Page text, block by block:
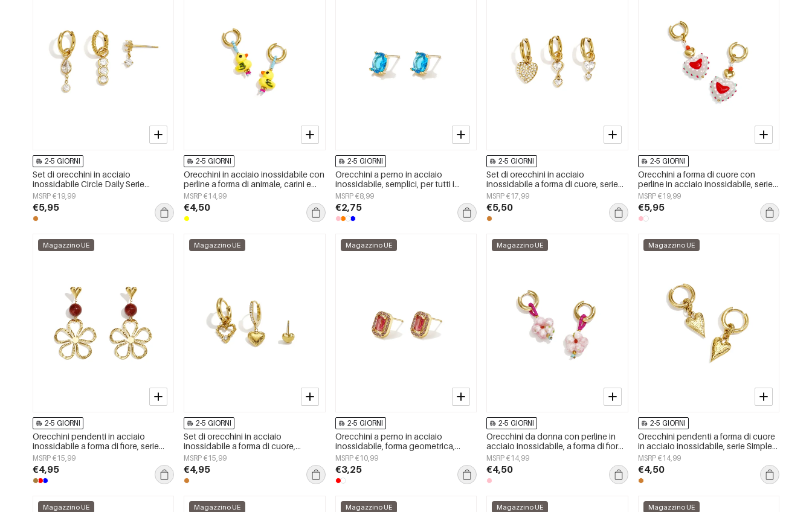
2-5 GIORNI
Set di orecchini in acciaio
inossidabile Circle Daily Serie
Semplice Gioiello da Donna
MSRP €19,99
€5,95
2-5 GIORNI
Orecchini in acciaio inossidabile con
perline a forma di animale, carini e
semplici, della serie Daily Simple,
gioielli da donna.
MSRP €14,99
€4,50
2-5 GIORNI
Orecchini a perno in acciaio
inossidabile, semplici, per tutti i
giorni, serie Simple, gioielli da donna
MSRP €8,99
€2,75
2-5 GIORNI
Set di orecchini in acciaio
inossidabile a forma di cuore, serie
Simple, gioielli da donna.
MSRP €17,99
€5,50
2-5 GIORNI
Orecchini a forma di cuore con
perline in acciaio inossidabile, serie
&quot;Cute Daily Simple&quot;,
gioielli da donna.
MSRP €19,99
€5,95
Magazzino UE
2-5 GIORNI
Orecchini pendenti in acciaio
inossidabile a forma di fiore, serie
Daily Simple, gioielli da donna
MSRP €15,99
€4,95
Magazzino UE
2-5 GIORNI
Set di orecchini in acciaio
inossidabile a forma di cuore,
semplici, della serie Daily Simple,
gioielli da donna.
MSRP €15,99
€4,95
Magazzino UE
2-5 GIORNI
Orecchini a perno in acciaio
inossidabile, forma geometrica,
semplici, serie &quot;Daily
Simple&quot;, gioielli da donna.
MSRP €10,99
€3,25
Magazzino UE
2-5 GIORNI
Orecchini da donna con perline in
acciaio inossidabile, a forma di fiore,
semplici e graziosi, della serie Cute.
MSRP €14,99
€4,50
Magazzino UE
2-5 GIORNI
Orecchini pendenti a forma di cuore
in acciaio inossidabile, serie Simple
Daily Simple, gioielli da donna
MSRP €14,99
€4,50
Magazzino UE Magazzino UE Magazzino UE Magazzino UE Magazzino UE